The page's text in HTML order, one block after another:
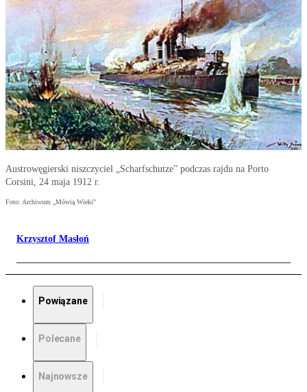
Austrowęgierski niszczyciel „Scharfschutze” podczas rajdu na Porto
Corsini, 24 maja 1912 r.
Foto: Archiwum „Mówią Wieki"
Krzysztof Masłoń
Powiązane
Polecane
Najnowsze